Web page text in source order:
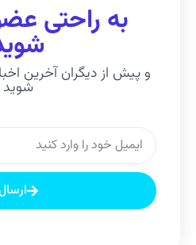
به راحتی عضو
شوید
و پیش از دیگران آخرین
شوید
ارسال